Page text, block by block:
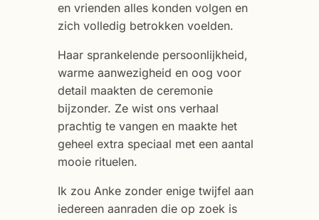
en vrienden alles konden volgen en
zich volledig betrokken voelden.
Haar sprankelende persoonlijkheid,
warme aanwezigheid en oog voor
detail maakten de ceremonie
bijzonder. Ze wist ons verhaal
prachtig te vangen en maakte het
geheel extra speciaal met een aantal
mooie rituelen.
Ik zou Anke zonder enige twijfel aan
iedereen aanraden die op zoek is